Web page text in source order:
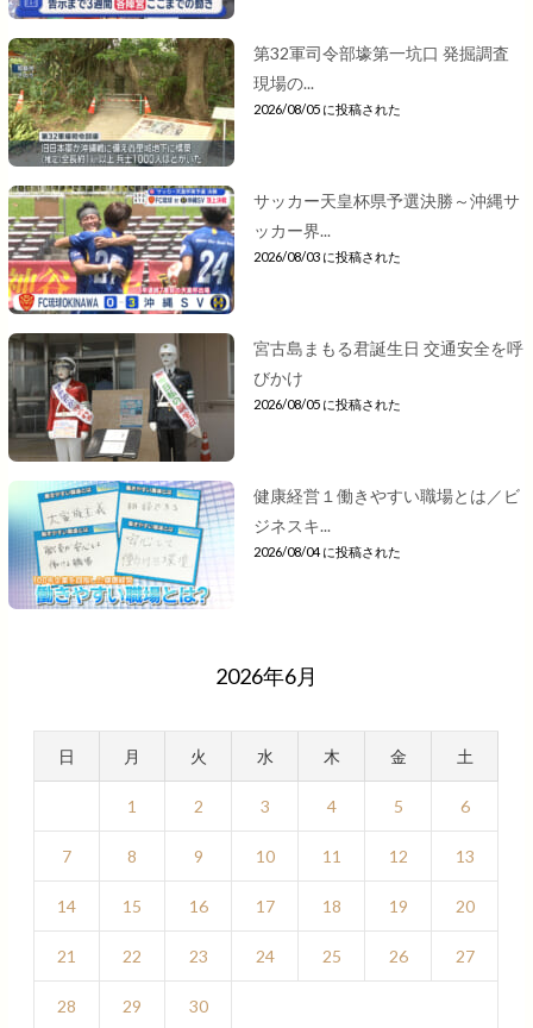
第32軍司令部壕第一坑口 発掘調査
現場の...
2026/08/05 に投稿された
サッカー天皇杯県予選決勝～沖縄サ
ッカー界...
2026/08/03 に投稿された
宮古島まもる君誕生日 交通安全を呼
びかけ
2026/08/05 に投稿された
健康経営１働きやすい職場とは／ビ
ジネスキ...
2026/08/04 に投稿された
2026年6月
日 月 火 水 木 金 土
1 2 3 4 5 6
7 8 9 10 11 12 13
14 15 16 17 18 19 20
21 22 23 24 25 26 27
28 29
30